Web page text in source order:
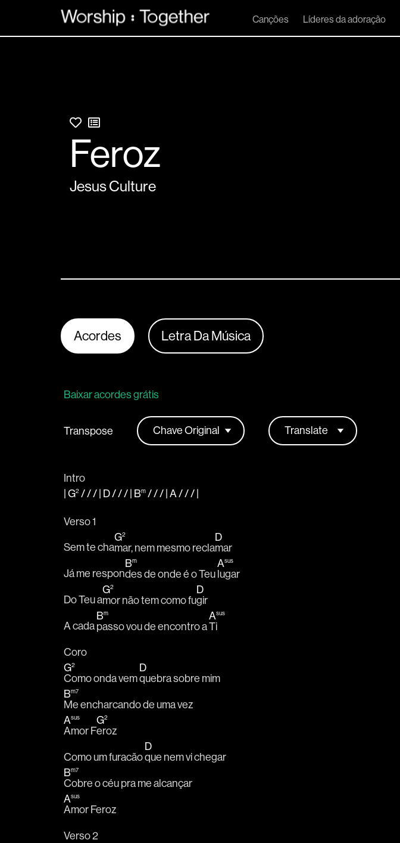
Canções Líderes da adoração
Feroz
Jesus Culture
Acordes Letra Da Música
Baixar acordes grátis
Transpose
Intro
G2 / / / | D/ / / | Bm / / / | A/ / /
Verso 1
Sem te cha
G2
mar, nem mesmo recla
D
mar
Já me respon
Bm
des de onde é o Teu
Asus
lugar
Do Teu a
G2
mor não tem como fu
D
gir
A cada
Bm
passo vou de encontro a
Asus
Ti
Coro
G2
Como onda vem
D
quebra sobre mim
Bm7
Me encharcando de uma vez
Asus
Amor F
G2
eroz
Como um furacão
D
que nem vi chegar
Bm7
Cobre o céu pra me alcançar
Asus
Amor Feroz
Verso 2